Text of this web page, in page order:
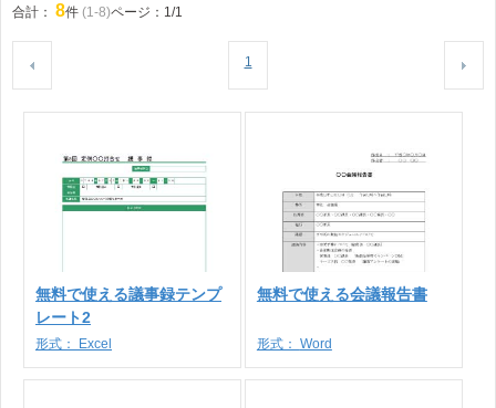
合計： 8件 (1-8)ページ：1/1
1
無料で使える議事録テンプ
レート2
形式： Excel
無料で使える会議報告書
形式： Word